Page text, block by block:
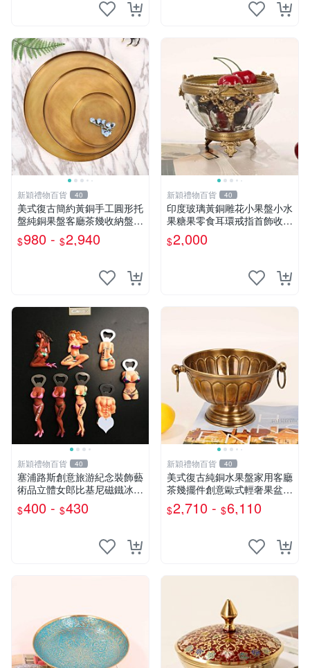
新穎禮物百貨 40
美式復古簡約黃銅手工圓形托
盤純銅果盤客廳茶幾收納盤擺
件
$980 - $2,940
新穎禮物百貨 40
印度玻璃黃銅雕花小果盤小水
果糖果零食耳環戒指首飾收納
碗
$2,000
新穎禮物百貨 40
塞浦路斯創意旅游紀念裝飾藝
術品立體女郎比基尼磁鐵冰箱
貼開瓶器
$400 - $430
新穎禮物百貨 40
美式復古純銅水果盤家用客廳
茶幾擺件創意歐式輕奢果盆零
食碗
$2,710 - $6,110